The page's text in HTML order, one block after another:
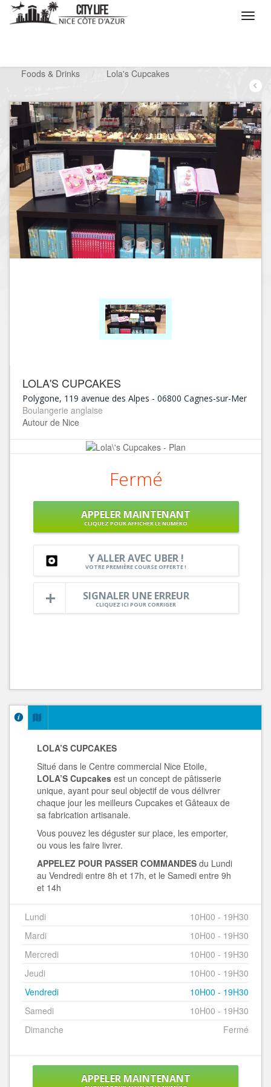
Foods & Drinks
/ Lola's Cupcakes
LOLA'S CUPCAKES
Polygone, 119 avenue des Alpes - 06800 Cagnes-sur-Mer
Boulangerie anglaise
Autour de Nice
Fermé
APPELER MAINTENANT
CLIQUEZ POUR AFFICHER LE NUMÉRO
Y ALLER AVEC UBER !
VOTRE PREMIÈRE COURSE OFFERTE !
SIGNALER UNE ERREUR
CLIQUEZ ICI POUR CORRIGER
LOLA’S CUPCAKES
Situé dans le Centre commercial Nice Etoile,
LOLA’S Cupcakes est un concept de pâtisserie
unique, ayant pour seul objectif de vous délivrer
chaque jour les meilleurs Cupcakes et Gâteaux de
sa fabrication artisanale.
Vous pouvez les déguster sur place, les emporter,
ou vous les faire livrer.
APPELEZ POUR PASSER COMMANDES du Lundi
au Vendredi entre 8h et 17h, et le Samedi entre 9h
et 14h
Lundi
10H00 - 19H30
Mardi
10H00 - 19H30
Mercredi
10H00 - 19H30
Jeudi
10H00 - 19H30
Vendredi
10H00 - 19H30
Samedi
10H00 - 19H30
Dimanche
Fermé
APPELER MAINTENANT